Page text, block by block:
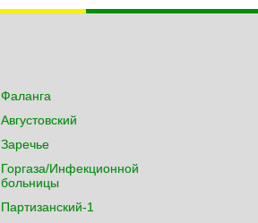
Фаланга
Августовский
Заречье
Горгаза/Инфекционной
больницы
Партизанский-1